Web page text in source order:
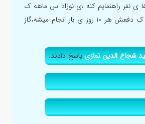
ی نفر راهنمایم کنه ،ی نوزاد س ماهه ک
تقریبا دوماه هست ک دفعش هر ۱۰ روز ی بار انجام میشه،گاز
شجاع الدین نمازیپاسخ دادند.